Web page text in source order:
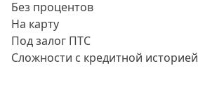
700000 руб
750000 руб
800000 руб
Без процентов
На карту
Под залог ПТС
Сложности с кредитной историей